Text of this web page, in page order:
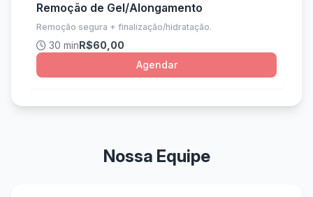
Remoção de Gel/Alongamento
Remoção segura + finalização/hidratação.
30 minR$60,00
Agendar
Nossa Equipe